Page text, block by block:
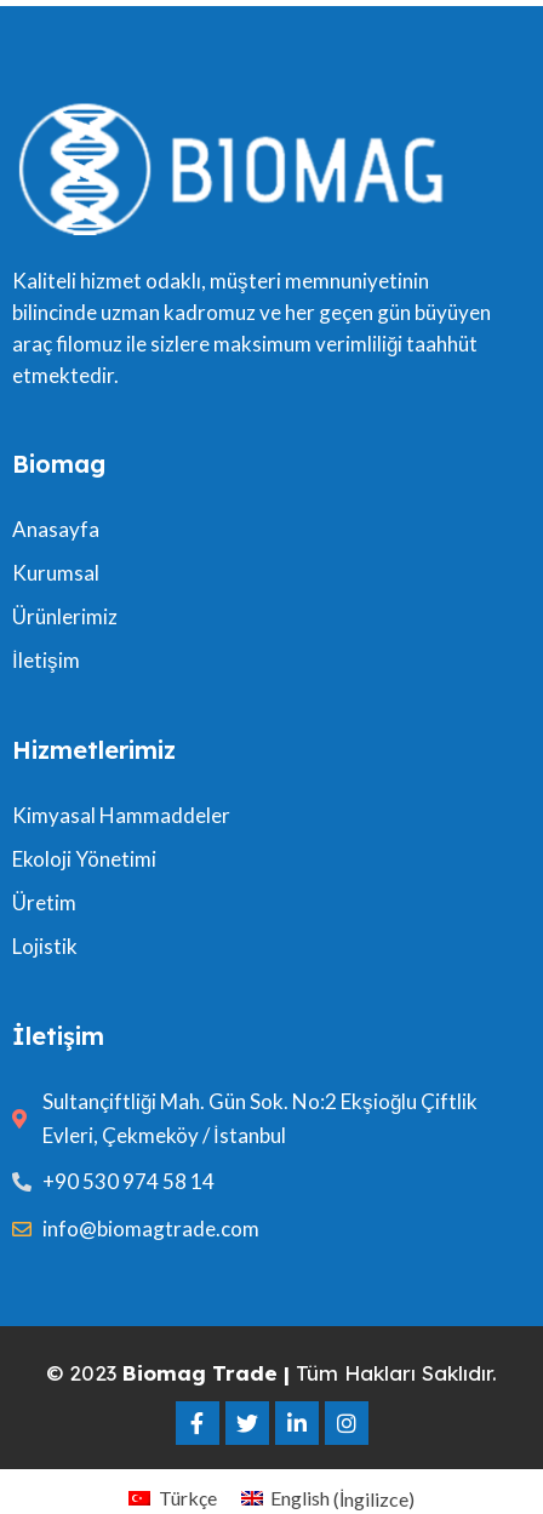
Kaliteli hizmet odaklı, müşteri memnuniyetinin
bilincinde uzman kadromuz ve her geçen gün büyüyen
araç filomuz ile sizlere maksimum verimliliği taahhüt
etmektedir.
Biomag
Anasayfa
Kurumsal
Ürünlerimiz
İletişim
Hizmetlerimiz
Kimyasal Hammaddeler
Ekoloji Yönetimi
Üretim
Lojistik
İletişim
Sultançiftliği Mah. Gün Sok. No:2 Ekşioğlu Çiftlik
Evleri, Çekmeköy / İstanbul
+90 530 974 58 14
info@biomagtrade.com
© 2023 Biomag Trade | Tüm Hakları Saklıdır.
Türkçe English(İngilizce)